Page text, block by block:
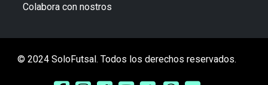
Colabora con nostros
© 2024 SoloFutsal. Todos los derechos reservados.